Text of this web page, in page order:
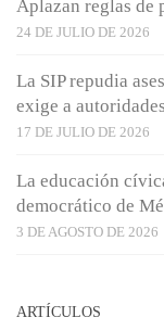
Aplazan reglas de
24 DE JULIO DE 2026
La SIP repudia
exige a
17 DE JULIO DE 2026
La educación
democrático de
3 DE AGOSTO DE 2026
ARTÍCULOS